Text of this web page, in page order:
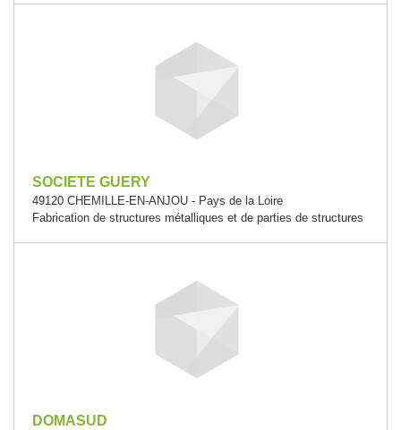
SOCIETE GUERY
49120 CHEMILLE-EN-ANJOU - Pays de la Loire
Fabrication de structures métalliques et de parties de structures
DOMASUD